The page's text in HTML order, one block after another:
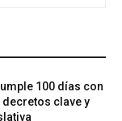
100 días con
clave y